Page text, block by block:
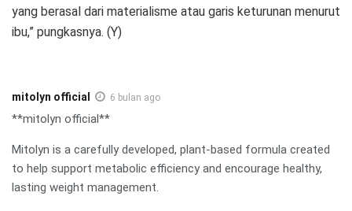
yang berasal dari materialisme atau garis keturunan menurut
ibu,” pungkasnya. (Y)
mitolyn official 6 bulan ago
**mitolyn official**
Mitolyn is a carefully developed, plant-based formula created
to help support metabolic efficiency and encourage healthy,
lasting weight management.